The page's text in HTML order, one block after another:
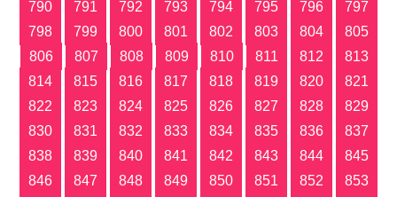
790
791 792 793 794 795 796
797
798
799 800 801 802 803 804
805
806
807 808 809 810 811 812
813
814
815 816 817 818 819 820
821
822
823 824 825 826 827 828
829
830
831 832 833 834 835 836
837
838
839 840 841 842 843 844
845
846
847 848 849 850 851 852
853